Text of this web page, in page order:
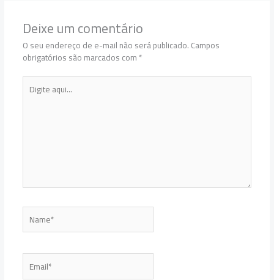
Deixe um comentário
O seu endereço de e-mail não será publicado.Campos
obrigatórios são marcados com*
Digite
aqui...
Name*
Email*